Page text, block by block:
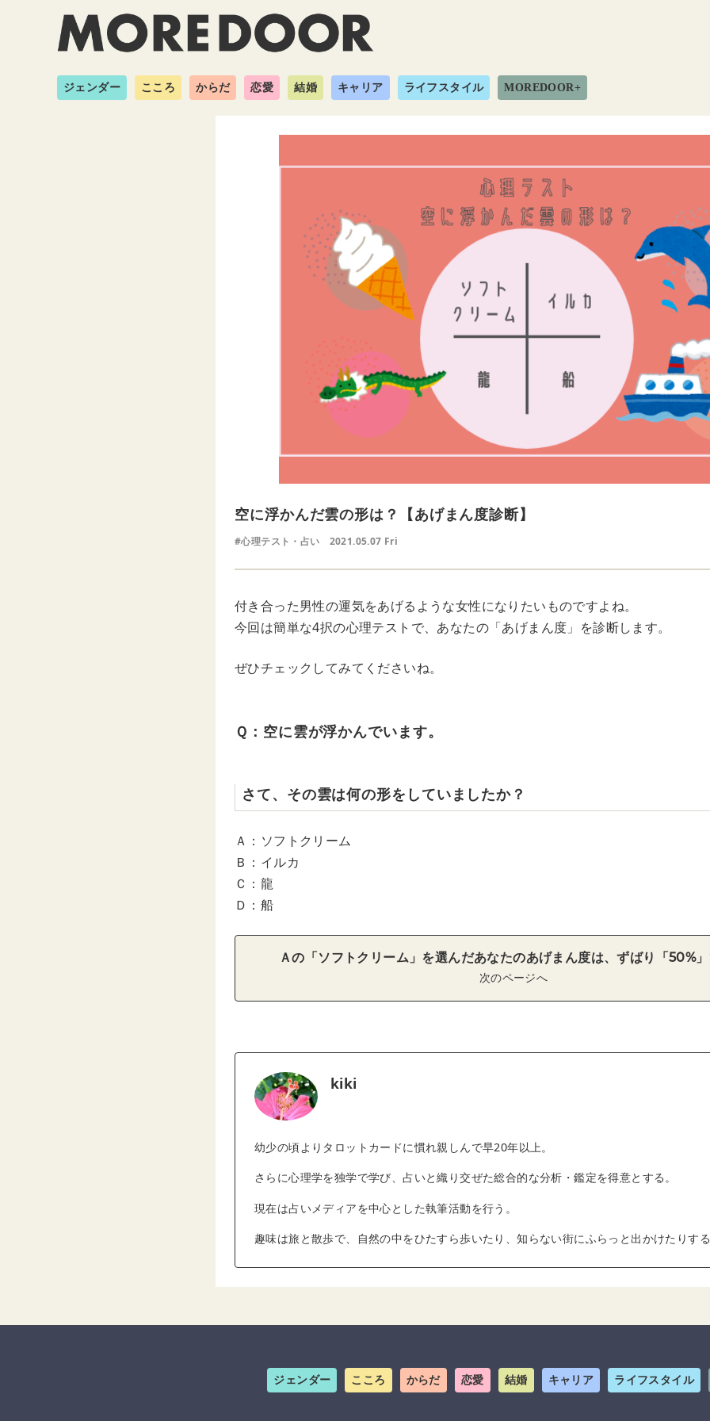
ジェンダー こころ からだ 恋愛 結婚 キャリア ライフスタイル MOREDOOR+
空に浮かんだ雲の形は？【あげまん度診断】
#心理テスト・占い 2021.05.07 Fri
付き合った男性の運気をあげるような女性になりたいものですよね。
今回は簡単な4択の心理テストで、あなたの「あげまん度」を診断します。
ぜひチェックしてみてくださいね。
Ｑ：空に雲が浮かんでいます。
さて、その雲は何の形をしていましたか？
Ａ：ソフトクリーム
Ｂ：イルカ
Ｃ：龍
Ｄ：船
Ａの「ソフトクリーム」を選んだあなたのあげまん度は、ずばり「50%
次のページへ
kiki
幼少の頃よりタロットカードに慣れ親しんで早20年以上。
さらに心理学を独学で学び、占いと織り交ぜた総合的な分析・鑑定を得意とする。
現在は占いメディアを中心とした執筆活動を行う。
趣味は旅と散歩で、自然の中をひたすら歩いたり、知らない街にふらっと出かけたりす
ジェンダー こころ からだ 恋愛 結婚 キャリア ライフスタイル